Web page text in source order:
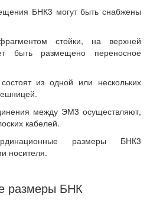
БНК3 могут быть снабжены
стойки, на верхней
быть размещено переносное
из одной или нескольких
между ЭМ3 осуществляют,
кабелей.
размеры БНК3
носителя.
размеры БНК